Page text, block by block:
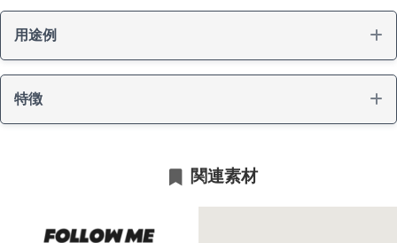
用途例
特徴
白黒（モノクロ）
関連素材